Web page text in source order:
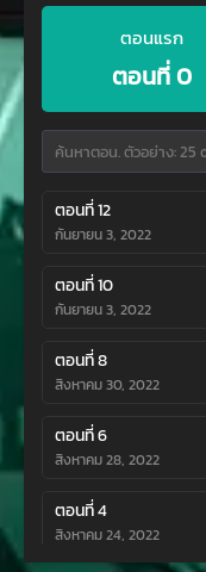
ตอนแรก
ตอนที่ 0
ตอนที่ 12
กันยายน 3, 2022
ตอนที่ 10
กันยายน 3, 2022
ตอนที่ 8
สิงหาคม 30, 2022
ตอนที่ 6
สิงหาคม 28, 2022
ตอนที่ 4
สิงหาคม 24, 2022